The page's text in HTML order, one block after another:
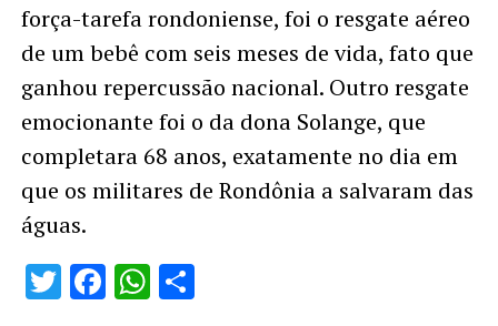
força-tarefa rondoniense, foi o resgate aéreo
de um bebê com seis meses de vida, fato que
ganhou repercussão nacional. Outro resgate
emocionante foi o da dona Solange, que
completara 68 anos, exatamente no dia em
que os militares de Rondônia a salvaram das
águas.
Twitter
Facebook
WhatsApp
Share